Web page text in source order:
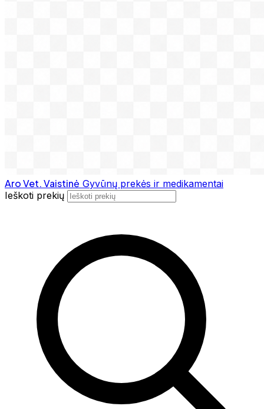
Aro Vet. Vaistinė Gyvūnų prekės ir medikamentai
Ieškoti prekių